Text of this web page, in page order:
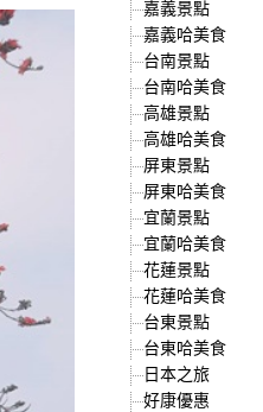
嘉義景點
嘉義哈美食
台南景點
台南哈美食
高雄景點
高雄哈美食
屏東景點
屏東哈美食
宜蘭景點
宜蘭哈美食
花蓮景點
花蓮哈美食
台東景點
台東哈美食
日本之旅
好康優惠